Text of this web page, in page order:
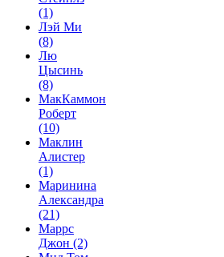
(1)
Лэй Ми
(8)
Лю
Цысинь
(8)
МакКаммон
Роберт
(10)
Маклин
Алистер
(1)
Маринина
Александра
(21)
Маррс
Джон (2)